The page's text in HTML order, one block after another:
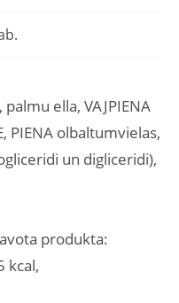
ella, VAJPIENA
PIENA olbaltumvielas,
un digliceridi),
produkta:
kcal,